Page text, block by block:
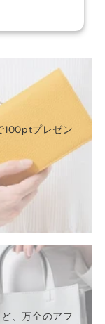
100ptプレゼン
、万全のアフ